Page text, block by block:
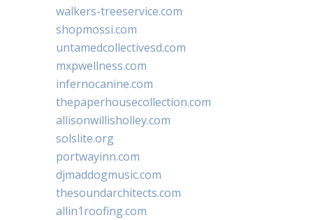
walkers-treeservice.com
shopmossi.com
untamedcollectivesd.com
mxpwellness.com
infernocanine.com
thepaperhousecollection.com
allisonwillisholley.com
solslite.org
portwayinn.com
djmaddogmusic.com
thesoundarchitects.com
allin1roofing.com